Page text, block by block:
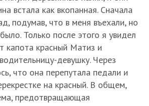
встала как вкопанная. Сначала
подумав, что в меня въехали, но
Только после этого я увидел
капота красный Матиз и
девушку. Через
что она перепутала педали и
на красный. В общем,
предотвращающая